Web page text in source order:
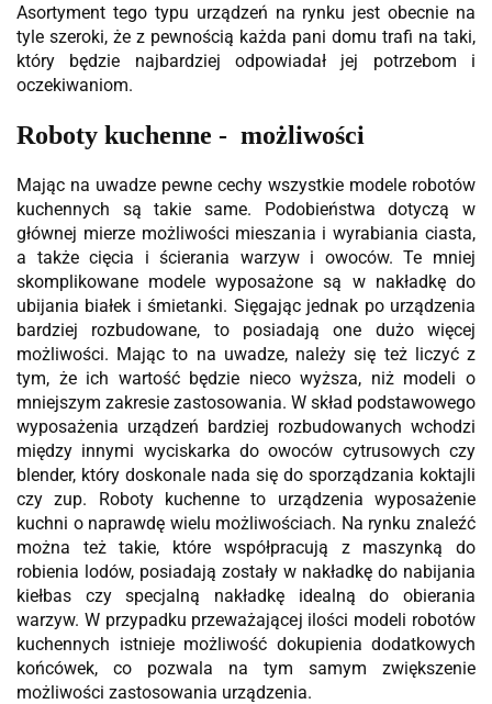
Asortyment tego typu urządzeń na rynku jest obecnie na
tyle szeroki, że z pewnością każda pani domu trafi na taki,
który będzie najbardziej odpowiadał jej potrzebom i
oczekiwaniom.
Roboty kuchenne - możliwości
Mając na uwadze pewne cechy wszystkie modele robotów
kuchennych są takie same. Podobieństwa dotyczą w
głównej mierze możliwości mieszania i wyrabiania ciasta,
a także cięcia i ścierania warzyw i owoców. Te mniej
skomplikowane modele wyposażone są w nakładkę do
ubijania białek i śmietanki. Sięgając jednak po urządzenia
bardziej rozbudowane, to posiadają one dużo więcej
możliwości. Mając to na uwadze, należy się też liczyć z
tym, że ich wartość będzie nieco wyższa, niż modeli o
mniejszym zakresie zastosowania. W skład podstawowego
wyposażenia urządzeń bardziej rozbudowanych wchodzi
między innymi wyciskarka do owoców cytrusowych czy
blender, który doskonale nada się do sporządzania koktajli
czy zup. Roboty kuchenne to urządzenia wyposażenie
kuchni o naprawdę wielu możliwościach. Na rynku znaleźć
można też takie, które współpracują z maszynką do
robienia lodów, posiadają zostały w nakładkę do nabijania
kiełbas czy specjalną nakładkę idealną do obierania
warzyw. W przypadku przeważającej ilości modeli robotów
kuchennych istnieje możliwość dokupienia dodatkowych
końcówek, co pozwala na tym samym zwiększenie
możliwości zastosowania urządzenia.